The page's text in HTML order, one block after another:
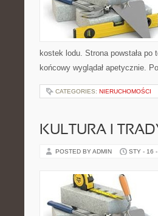
kostek lodu. Strona powstała
końcowy wyglądał apetycznie.
CATEGORIES: NIERUCHOMOŚCI
KULTURA I
POSTED BY ADMIN STY - 16